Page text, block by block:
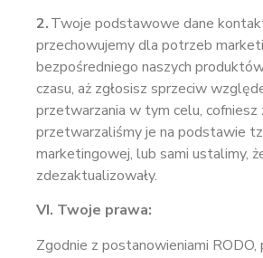
2.Twoje podstawowe dane
przechowujemy dla potrzeb
bezpośredniego naszych
czasu, aż zgłosisz sprzeciw
przetwarzania w tym celu, cofniesz
przetwarzaliśmy je na podstawie
marketingowej, lub sami ustalimy,
zdezaktualizowały.
VI. Twoje prawa:
Zgodnie z postanowieniami RODO,